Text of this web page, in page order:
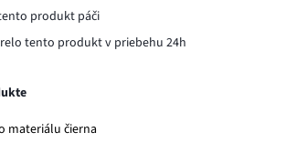
produkt páči
tento produkt v priebehu 24h
materiálu čierna